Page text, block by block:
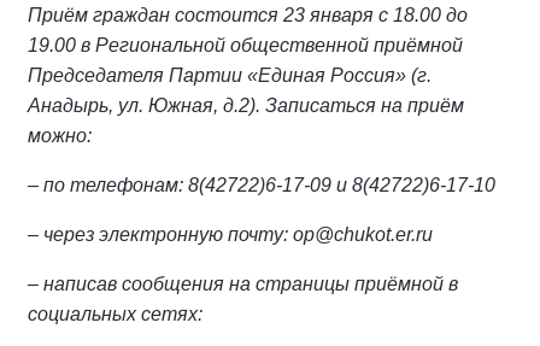
Приём граждан состоится 23 января с 18.00 до
19.00 в Региональной общественной приёмной
Председателя Партии «Единая Россия» (г.
Анадырь, ул. Южная, д.2). Записаться на приём
можно:
– по телефонам: 8(42722)6-17-09 и 8(42722)6-17-10
– через электронную почту: op@chukot.er.ru
– написав сообщения на страницы приёмной в
социальных сетях: